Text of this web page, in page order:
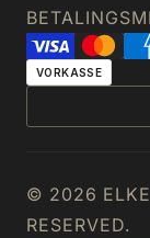
VORKASSE
© 2026 ELKE
RESERVED.